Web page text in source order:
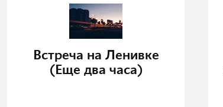
Встреча на Ленивке
(Еще два часа)